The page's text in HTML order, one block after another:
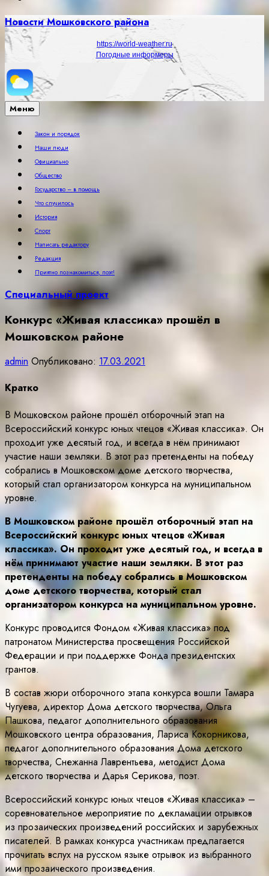
Новости Мошковского района
https://world-weather.ru
Погодные информеры
Меню
Закон и порядок
Наши люди
Официально
Общество
Государство – в помощь
Что случилось
История
Спорт
Написать редактору
Редакция
Приятно познакомиться, поэт!
Специальный проект
Конкурс «Живая классика» прошёл в
Мошковском районе
admin Опубликовано: 17.03.2021
Кратко
В Мошковском районе прошёл отборочный этап на
Всероссийский конкурс юных чтецов «Живая классика». Он
проходит уже десятый год, и всегда в нём принимают
участие наши земляки. В этот раз претенденты на победу
собрались в Мошковском доме детского творчества,
который стал организатором конкурса на муниципальном
уровне.
В Мошковском районе прошёл отборочный этап на
Всероссийский конкурс юных чтецов «Живая
классика». Он проходит уже десятый год, и всегда в
нём принимают участие наши земляки. В этот раз
претенденты на победу собрались в Мошковском
доме детского творчества, который стал
организатором конкурса на муниципальном уровне.
Конкурс проводится Фондом «Живая классика» под
патронатом Министерства просвещения Российской
Федерации и при поддержке Фонда президентских
грантов.
В состав жюри отборочного этапа конкурса вошли Тамара
Чугуева, директор Дома детского творчества, Ольга
Пашкова, педагог дополнительного образования
Мошковского центра образования, Лариса Кокорникова,
педагог дополнительного образования Дома детского
творчества, Снежанна Лаврентьева, методист Дома
детского творчества и Дарья Серикова, поэт.
Всероссийский конкурс юных чтецов «Живая классика» –
соревновательное мероприятие по декламации отрывков
из прозаических произведений российских и зарубежных
писателей. В рамках конкурса участникам предлагается
прочитать вслух на русском языке отрывок из выбранного
ими прозаического произведения.